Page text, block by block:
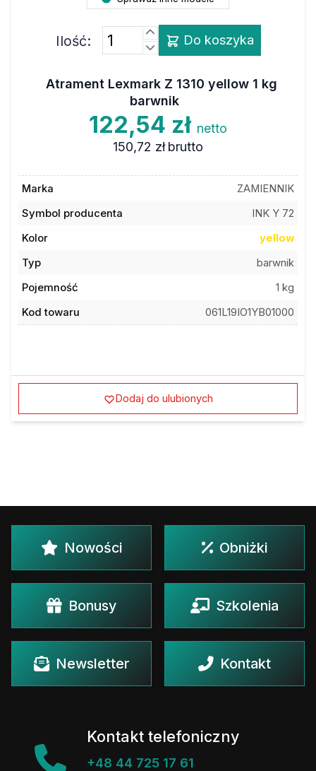
Ilość: Do koszyka
Atrament Lexmark Z 1310 yellow 1 kg
barwnik
122,54 zł netto
150,72 zł brutto
Marka
ZAMIENNIK
Symbol producenta
INK Y 72
Kolor
yellow
Typ
barwnik
Pojemność
1 kg
Kod towaru
061L19IO1YB01000
Dodaj do ulubionych
Nowości Obniżki
Bonusy Szkolenia
Newsletter Kontakt
Kontakt telefoniczny
+48 44 725 17 61